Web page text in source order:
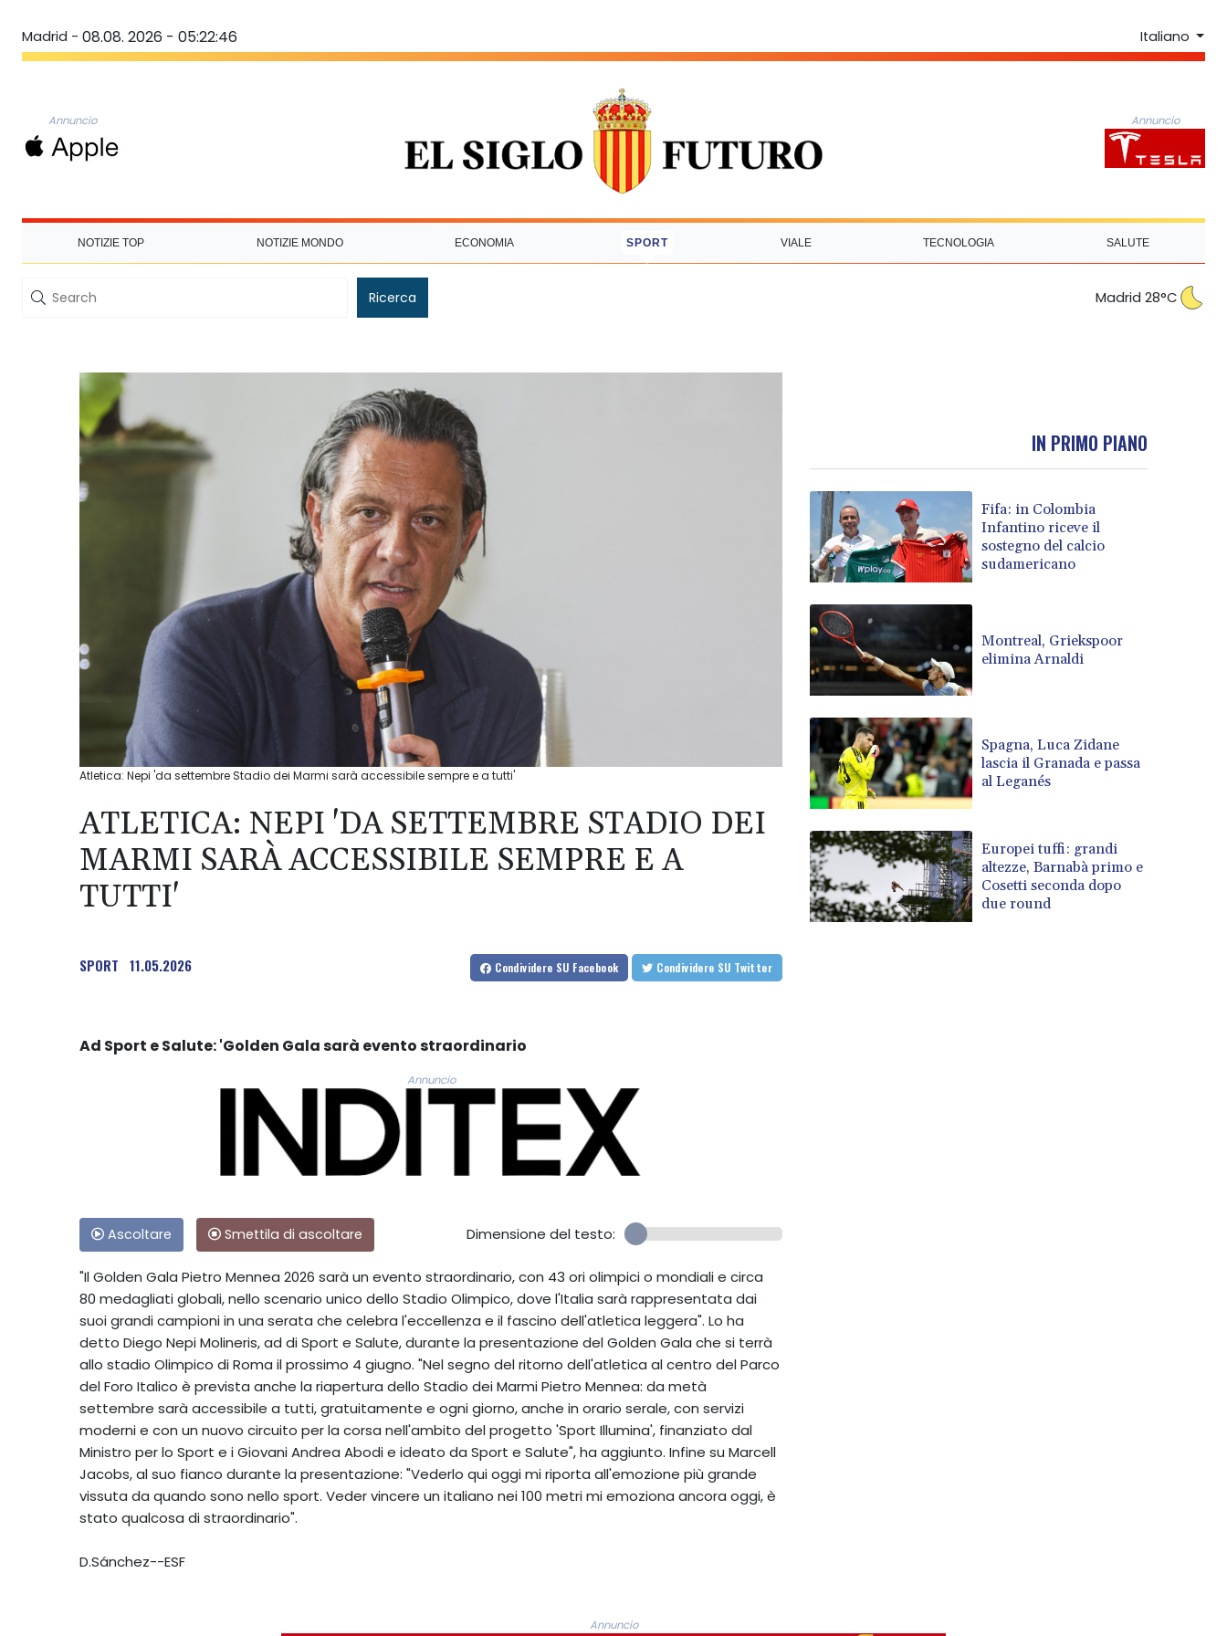
Madrid - 08.08. 2026 - 05:22:46 Italiano
Annuncio Annuncio
NOTIZIE TOP NOTIZIE MONDO ECONOMIA SPORT VIALE TECNOLOGIA SALUTE
Ricerca Madrid 28°C
Atletica: Nepi 'da settembre Stadio dei Marmi sarà accessibile sempre e a tutti'
ATLETICA: NEPI 'DA SETTEMBRE STADIO DEI
MARMI SARÀ ACCESSIBILE SEMPRE E A
TUTTI'
SPORT 11.05.2026 Condividere SU Facebook Condividere SU Twitter
Ad Sport e Salute: 'Golden Gala sarà evento straordinario
Annuncio
Ascoltare Smettila di ascoltare Dimensione del testo:
"Il Golden Gala Pietro Mennea 2026 sarà un evento straordinario, con 43 ori olimpici o mondiali e circa
80 medagliati globali, nello scenario unico dello Stadio Olimpico, dove l'Italia sarà rappresentata dai
suoi grandi campioni in una serata che celebra l'eccellenza e il fascino dell'atletica leggera". Lo ha
detto Diego Nepi Molineris, ad di Sport e Salute, durante la presentazione del Golden Gala che si terrà
allo stadio Olimpico di Roma il prossimo 4 giugno. "Nel segno del ritorno dell'atletica al centro del Parco
del Foro Italico è prevista anche la riapertura dello Stadio dei Marmi Pietro Mennea: da metà
settembre sarà accessibile a tutti, gratuitamente e ogni giorno, anche in orario serale, con servizi
moderni e con un nuovo circuito per la corsa nell'ambito del progetto 'Sport Illumina', finanziato dal
Ministro per lo Sport e i Giovani Andrea Abodi e ideato da Sport e Salute", ha aggiunto. Infine su Marcell
Jacobs, al suo fianco durante la presentazione: "Vederlo qui oggi mi riporta all'emozione più grande
vissuta da quando sono nello sport. Veder vincere un italiano nei 100 metri mi emoziona ancora oggi, è
stato qualcosa di straordinario".
D.Sánchez--ESF
IN PRIMO PIANO
Fifa: in Colombia
Infantino riceve il
sostegno del calcio
sudamericano
Montreal, Griekspoor
elimina Arnaldi
Spagna, Luca Zidane
lascia il Granada e passa
al Leganés
Europei tuffi: grandi
altezze, Barnabà primo e
Cosetti seconda dopo
due round
Annuncio